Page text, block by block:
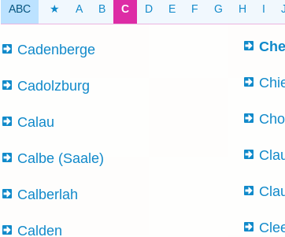
ABC ★ A B C D E F G H I J
Cadenberge
Cadolzburg
Calau
Calbe (Saale)
Calberlah
Calden